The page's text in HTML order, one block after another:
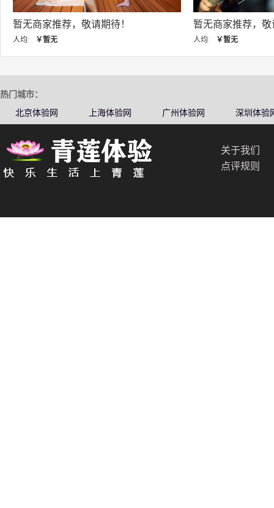
暂无商家推荐，敬请期待！
人均: ￥暂无
暂无商家推荐，
人均: ￥暂无
热门城市：
北京体验网
上海体验网 广州体验网 深圳体验
关于我们
点评规则